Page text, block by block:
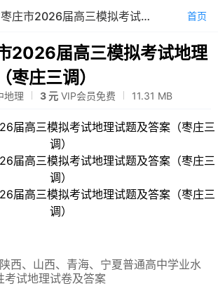
山东省枣庄市2026届高三模拟考试地理试题及答案（枣庄三调） 首页
2026届高三模拟考试地理
枣庄三调）
地理 3 元 VIP会员免费 11.31 MB
西、山西、青海、宁夏普通高中学业水
考试地理试卷及答案